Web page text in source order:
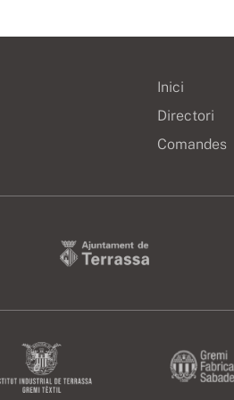
Inici
Directori
Comandes